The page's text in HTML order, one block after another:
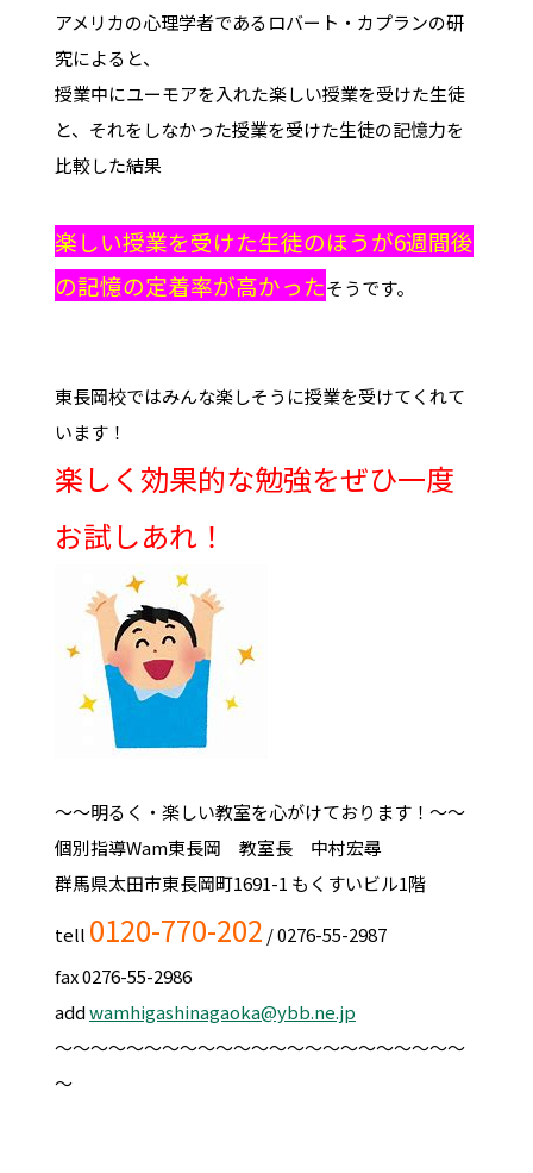
アメリカの心理学者であるロバート・カプランの研
究によると、
授業中にユーモアを入れた楽しい授業を受けた生徒
と、それをしなかった授業を受けた生徒の記憶力を
比較した結果
楽しい授業を受けた生徒のほうが6週間後
の記憶の定着率が高かったそうです。
東長岡校ではみんな楽しそうに授業を受けてくれて
います！
楽しく効果的な勉強をぜひ一度
お試しあれ！
～～明るく・楽しい教室を心がけております！～～
個別指導Wam東長岡 教室長 中村宏尋
群馬県太田市東長岡町1691-1 もくすいビル1階
tell ‪ 0120-770-202 ‬ / ‪‪0276-55-2987‬‬
‪fax ‪0276-55-2986‬‬
addwamhigashinagaoka@ybb.ne.jp
～～～～～～～～～～～～～～～～～～～～～～～
～